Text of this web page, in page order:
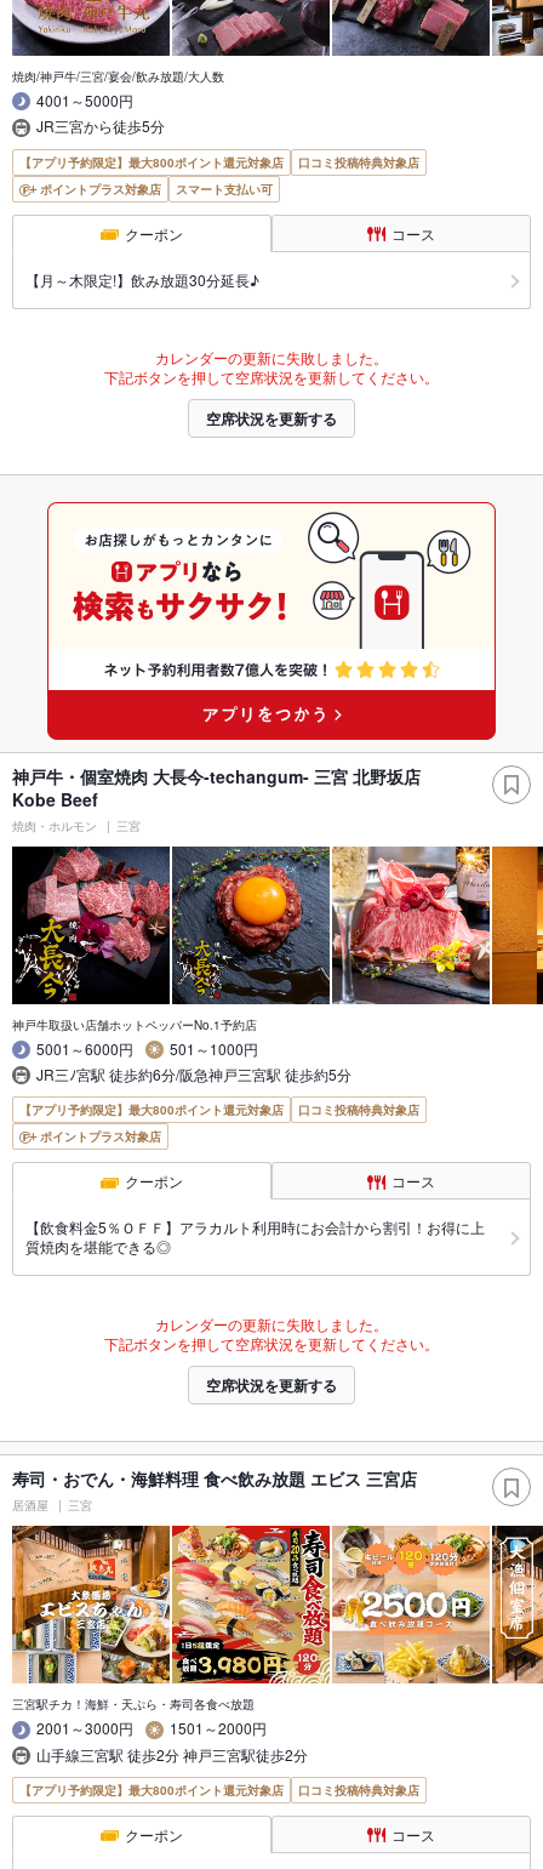
焼肉/神戸牛/三宮/宴会/飲み放題/大人数
4001～5000円
JR三宮から徒歩5分
【アプリ予約限定】最大800ポイント還元対象店
口コミ投稿特典対象店
ポイントプラス対象店
スマート支払い可
クーポン コース
【月～木限定!】飲み放題30分延長♪
カレンダーの更新に失敗しました。
下記ボタンを押して空席状況を更新してください。
空席状況を更新する
神戸牛・個室焼肉 大長今-techangum- 三宮 北野坂店
Kobe Beef
焼肉・ホルモン 三宮
神戸牛取扱い店舗ホットペッパーNo.1予約店
5001～6000円
501～1000円
JR三ﾉ宮駅 徒歩約6分/阪急神戸三宮駅 徒歩約5分
【アプリ予約限定】最大800ポイント還元対象店
口コミ投稿特典対象店
ポイントプラス対象店
クーポン コース
【飲食料金5％ＯＦＦ】アラカルト利用時にお会計から割引！お得に上
質焼肉を堪能できる◎
カレンダーの更新に失敗しました。
下記ボタンを押して空席状況を更新してください。
空席状況を更新する
寿司・おでん・海鮮料理 食べ飲み放題 エビス 三宮店
居酒屋 三宮
三宮駅チカ！海鮮・天ぷら・寿司各食べ放題
2001～3000円
1501～2000円
山手線三宮駅 徒歩2分 神戸三宮駅徒歩2分
【アプリ予約限定】最大800ポイント還元対象店 口コミ投稿特典対象店
クーポン コース